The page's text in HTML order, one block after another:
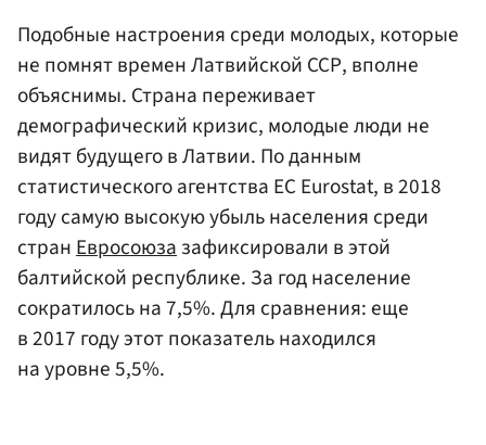
Подобные настроения среди молодых, которые
не помнят времен Латвийской ССР, вполне
объяснимы. Страна переживает
демографический кризис, молодые люди не
видят будущего в Латвии. По данным
статистического агентства ЕС Eurostat, в 2018
году самую высокую убыль населения среди
странЕвросоюзазафиксировали в этой
балтийской республике. За год население
сократилось на 7,5%. Для сравнения: еще
в 2017 году этот показатель находился
на уровне 5,5%.